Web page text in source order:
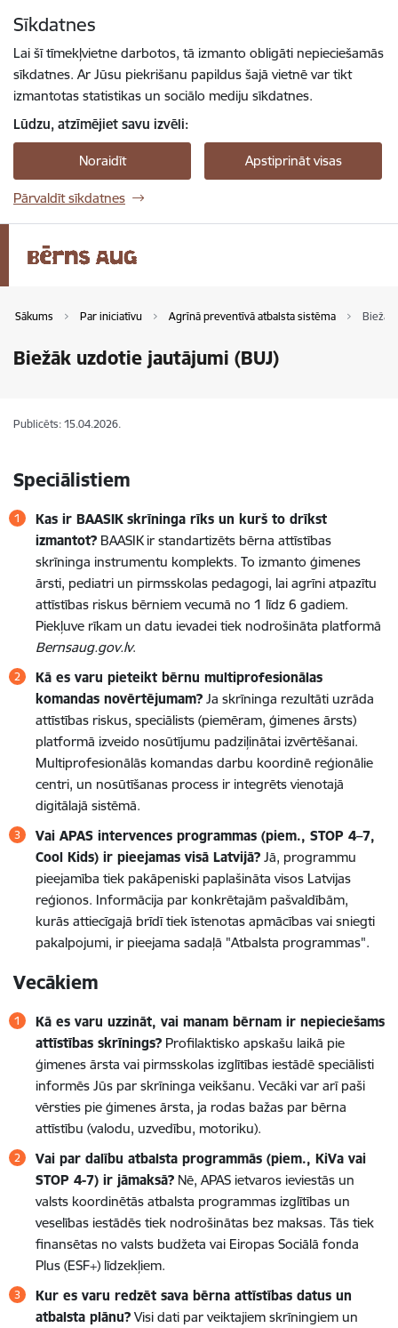
Sīkdatnes
Lai šī tīmekļvietne darbotos, tā izmanto obligāti nepieciešamās
sīkdatnes. Ar Jūsu piekrišanu papildus šajā vietnē var tikt
izmantotas statistikas un sociālo mediju sīkdatnes.
Lūdzu, atzīmējiet savu izvēli:
Noraidīt Apstiprināt visas
Pārvaldīt sīkdatnes
Sākums Par iniciatīvu Agrīnā preventīvā atbalsta sistēma Biežāk
Biežāk uzdotie jautājumi (BUJ)
Publicēts: 15.04.2026.
Speciālistiem
Kas ir BAASIK skrīninga rīks un kurš to drīkst
izmantot? BAASIK ir standartizēts bērna attīstības
skrīninga instrumentu komplekts. To izmanto ģimenes
ārsti, pediatri un pirmsskolas pedagogi, lai agrīni atpazītu
attīstības riskus bērniem vecumā no 1 līdz 6 gadiem.
Piekļuve rīkam un datu ievadei tiek nodrošināta platformā
Bernsaug.gov.lv.
Kā es varu pieteikt bērnu multiprofesionālas
komandas novērtējumam? Ja skrīninga rezultāti uzrāda
attīstības riskus, speciālists (piemēram, ģimenes ārsts)
platformā izveido nosūtījumu padziļinātai izvērtēšanai.
Multiprofesionālās komandas darbu koordinē reģionālie
centri, un nosūtīšanas process ir integrēts vienotajā
digitālajā sistēmā.
Vai APAS intervences programmas (piem., STOP 4–7,
Cool Kids) ir pieejamas visā Latvijā? Jā, programmu
pieejamība tiek pakāpeniski paplašināta visos Latvijas
reģionos. Informācija par konkrētajām pašvaldībām,
kurās attiecīgajā brīdī tiek īstenotas apmācības vai sniegti
pakalpojumi, ir pieejama sadaļā "Atbalsta programmas".
Vecākiem
Kā es varu uzzināt, vai manam bērnam ir nepieciešams
attīstības skrīnings? Profilaktisko apskašu laikā pie
ģimenes ārsta vai pirmsskolas izglītības iestādē speciālisti
informēs Jūs par skrīninga veikšanu. Vecāki var arī paši
vērsties pie ģimenes ārsta, ja rodas bažas par bērna
attīstību (valodu, uzvedību, motoriku).
Vai par dalību atbalsta programmās (piem., KiVa vai
STOP 4-7) ir jāmaksā? Nē, APAS ietvaros ieviestās un
valsts koordinētās atbalsta programmas izglītības un
veselības iestādēs tiek nodrošinātas bez maksas. Tās tiek
finansētas no valsts budžeta vai Eiropas Sociālā fonda
Plus (ESF+) līdzekļiem.
Kur es varu redzēt sava bērna attīstības datus un
atbalsta plānu? Visi dati par veiktajiem skrīningiem un